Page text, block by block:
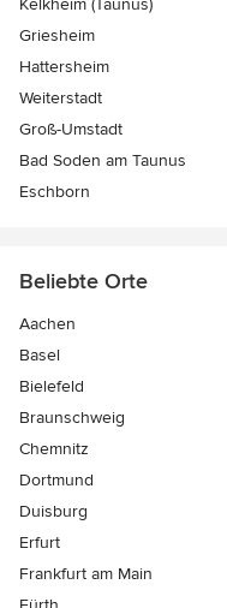
Kelkheim (Taunus)
Griesheim
Hattersheim
Weiterstadt
Groß-Umstadt
Bad Soden am Taunus
Eschborn
Beliebte Orte
Aachen
Basel
Bielefeld
Braunschweig
Chemnitz
Dortmund
Duisburg
Erfurt
Frankfurt am Main